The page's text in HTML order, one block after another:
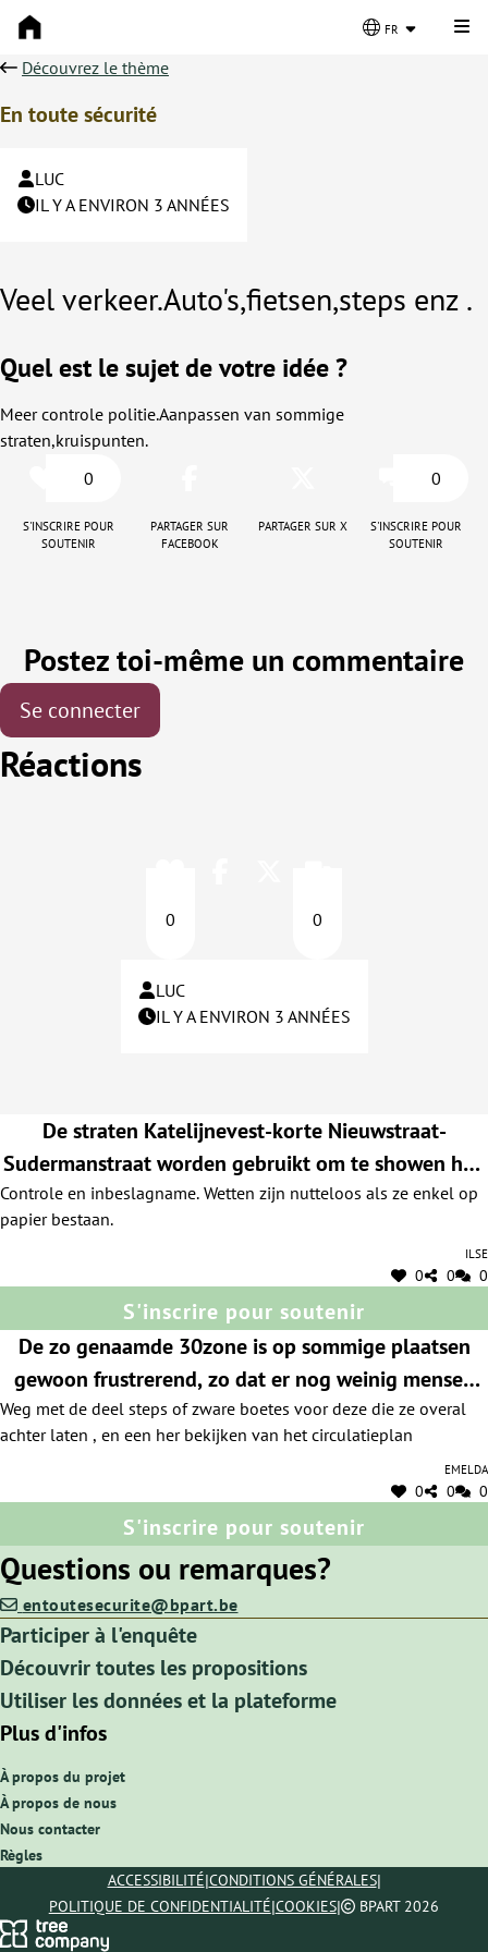
fr
Découvrez le thème
En toute sécurité
LUC
IL Y A ENVIRON 3 ANNÉES
Veel verkeer.Auto's,fietsen,steps enz .
Quel est le sujet de votre idée ?
Meer controle politie.Aanpassen van sommige
straten,kruispunten.
0
S'inscrire pour
soutenir
Partager sur
Facebook
Partager sur X
0
S'inscrire pour
soutenir
Postez toi-même un commentaire
Se connecter
Réactions
0 0
LUC
IL Y A ENVIRON 3 ANNÉES
De straten Katelijnevest-korte Nieuwstraat-
Sudermanstraat worden gebruikt om te showen hoe
hard sommige auto's kunnen. Optrekken, gierende
bochten, veel geknal. Vroeg of laat wordt een
Controle en inbeslagname. Wetten zijn nutteloos als ze enkel op
papier bestaan.
Ilse
0 0 0
S'inscrire pour soutenir
De zo genaamde 30zone is op sommige plaatsen
gewoon frustrerend, zo dat er nog weinig mensen
aandacht voor hebben. De deelsteps liggen her en
der overal op het voetpad of gewoon op de rijweg
Weg met de deel steps of zware boetes voor deze die ze overal
achter laten , en een her bekijken van het circulatieplan
Emelda
0 0 0
S'inscrire pour soutenir
Questions ou remarques?
entoutesecurite@bpart.be
Participer à l'enquête
Découvrir toutes les propositions
Utiliser les données et la plateforme
Plus d'infos
À propos du projet
À propos de nous
Nous contacter
Règles
ACCESSIBILITÉ|CONDITIONS GÉNÉRALES|
POLITIQUE DE CONFIDENTIALITÉ|COOKIES| BPART 2026